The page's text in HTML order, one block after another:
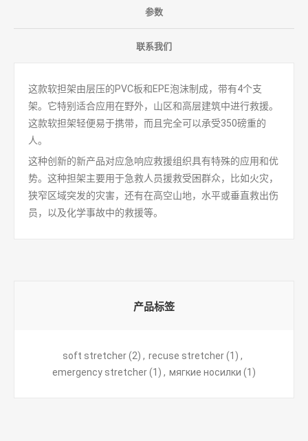
参数
联系我们
这款软担架由层压的PVC板和EPE泡沫制成，带有4个支
架。它特别适合应用在野外，山区和高层建筑中进行救援。
这款软担架轻便易于携带，而且完全可以承受350磅重的
人。
这种创新的新产品对应急响应救援组织具有特殊的应用和优
势。这种担架主要用于急救人员援救受困群众，比如火灾，
狭窄区域突发的灾害，还有在高空山地，水平或垂直救出伤
员，以及化学事故中的救援等。
产品标签
soft stretcher (2) , recuse stretcher (1) ,
emergency stretcher(1) , мягкие носилки (1)